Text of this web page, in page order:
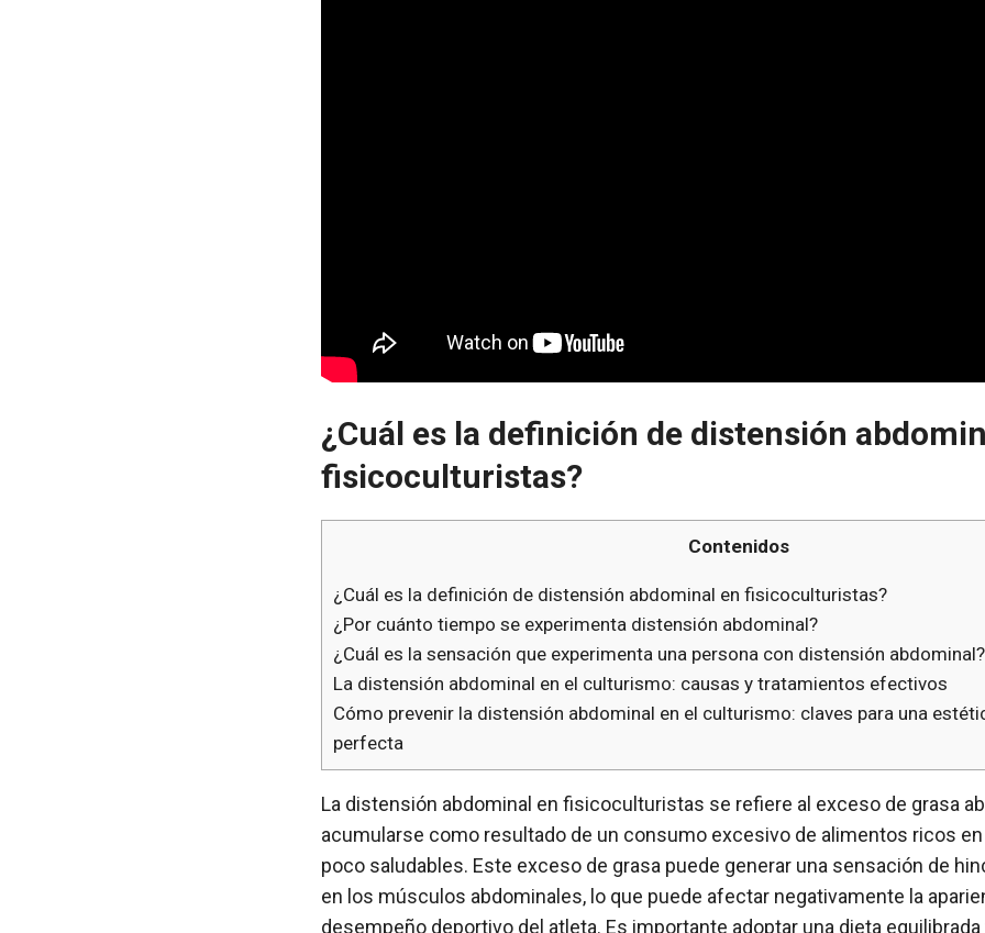
¿Cuál es la definición de distensión
fisicoculturistas?
Contenidos
¿Cuál es la definición de distensión abdominal en fisicoculturistas?
¿Por cuánto tiempo se experimenta distensión abdominal?
¿Cuál es la sensación que experimenta una persona con distensión abdominal?
La distensión abdominal en el culturismo: causas y tratamientos efectivos
Cómo prevenir la distensión abdominal en el culturismo: claves para una
perfecta
La distensión abdominal en fisicoculturistas se refiere al exceso de grasa
acumularse como resultado de un consumo excesivo de alimentos ricos
poco saludables. Este exceso de grasa puede generar una sensación de
en los músculos abdominales, lo que puede afectar negativamente la
desempeño deportivo del atleta. Es importante adoptar una dieta equilibrada